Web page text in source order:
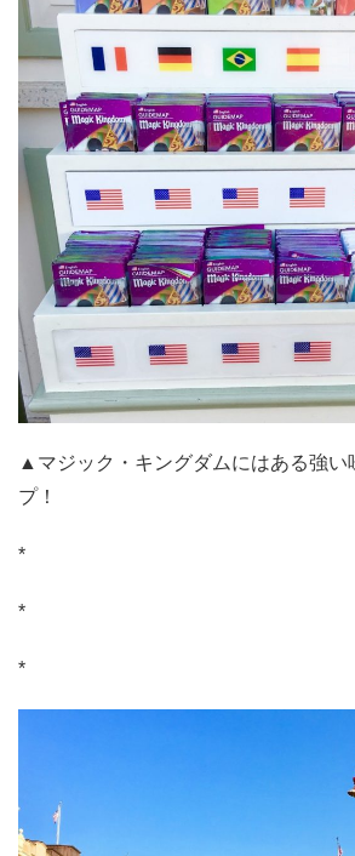
▲マジック・キングダムにはある強い
プ！
*
*
*